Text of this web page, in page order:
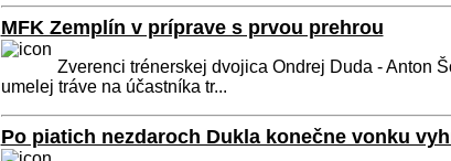
MFK Zemplín v príprave s prvou prehrou
Zverenci trénerskej dvojica Ondrej Duda - Anton
umelej tráve na účastníka tr...
Po piatich nezdaroch Dukla konečne vonku